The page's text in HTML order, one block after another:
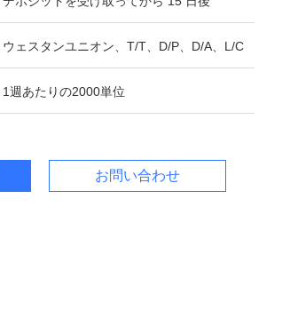
ウェスタンユニオン、T/T、D/P、D/A、L/C
1週あたりの2000単位
お問い合わせ